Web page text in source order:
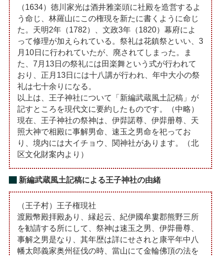
（1634）徳川家光は酒井雅楽頭に社殿を造営するよ
う命じ、林羅山にこの権現を新たに書くように命じ
た。天明2年（1782）、文政3年（1820）幕府によ
って修理が加えられている。祭礼は花鎮祭といい、3
月10日に行われていたが、廃されてしまった。ま
た、7月13日の祭礼には田楽舞という式が行われて
おり、正月13日には十八講が行われ、年中大小の祭
礼は七十余りになる。
以上は、王子神社について「新編武蔵風土記稿」が
記すところを現代文に要約したものです。（中略）
現在、王子神社の祭神は、伊弉諾尊、伊弉册尊、天
照大神で相殿に事解男命、速玉之男命を祀ってお
り、境内には大イチョウ、関神社があります。（北
区文化財案内より）
新編武蔵風土記稿による王子神社の由緒
（王子村）王子権現社
渡殿幣殿拝殿あり、縁起云、紀伊國牟婁郡熊野三所
を勧請する所にして、祭神は速玉之男、伊弉冊尊、
事解之男是なり、其年歴は詳にせされと康平年中八
幡太郎義家奥州征伐の時、當山にて金輪佛頂の法を